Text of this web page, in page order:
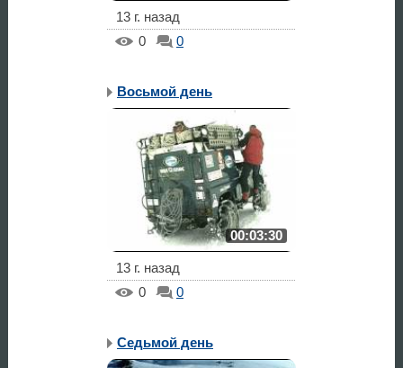
13 г. назад
0
0
Восьмой день
00:03:30
13 г. назад
0
0
Седьмой день